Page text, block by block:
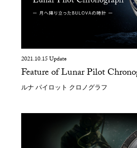
2021.10.15 Update
Feature of Lunar Pilot
ルナ パイロット クロノグラフ